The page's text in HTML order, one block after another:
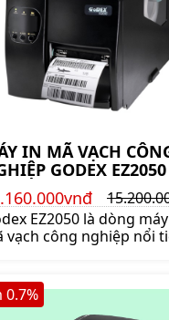
IN MÃ VẠCH
GODEX EZ2050
EZ2050 là dòng
vạch công nghiệp nổi
EZ2050 chính hãng
ngay shoppos.vn
0.7%